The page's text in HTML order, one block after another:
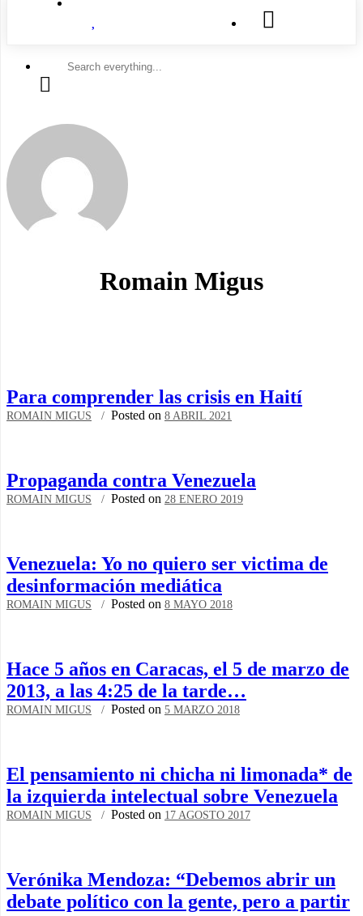
Search
Romain Migus
Para comprender las crisis en Haití
ROMAIN MIGUS Posted on 8 ABRIL 2021
Propaganda contra Venezuela
ROMAIN MIGUS Posted on 28 ENERO 2019
Venezuela: Yo no quiero ser victima de
desinformación mediática
ROMAIN MIGUS Posted on 8 MAYO 2018
Hace 5 años en Caracas, el 5 de marzo de
2013, a las 4:25 de la tarde…
ROMAIN MIGUS Posted on 5 MARZO 2018
El pensamiento ni chicha ni limonada* de
la izquierda intelectual sobre Venezuela
ROMAIN MIGUS Posted on 17 AGOSTO 2017
Verónika Mendoza: “Debemos abrir un
debate político con la gente, pero a partir